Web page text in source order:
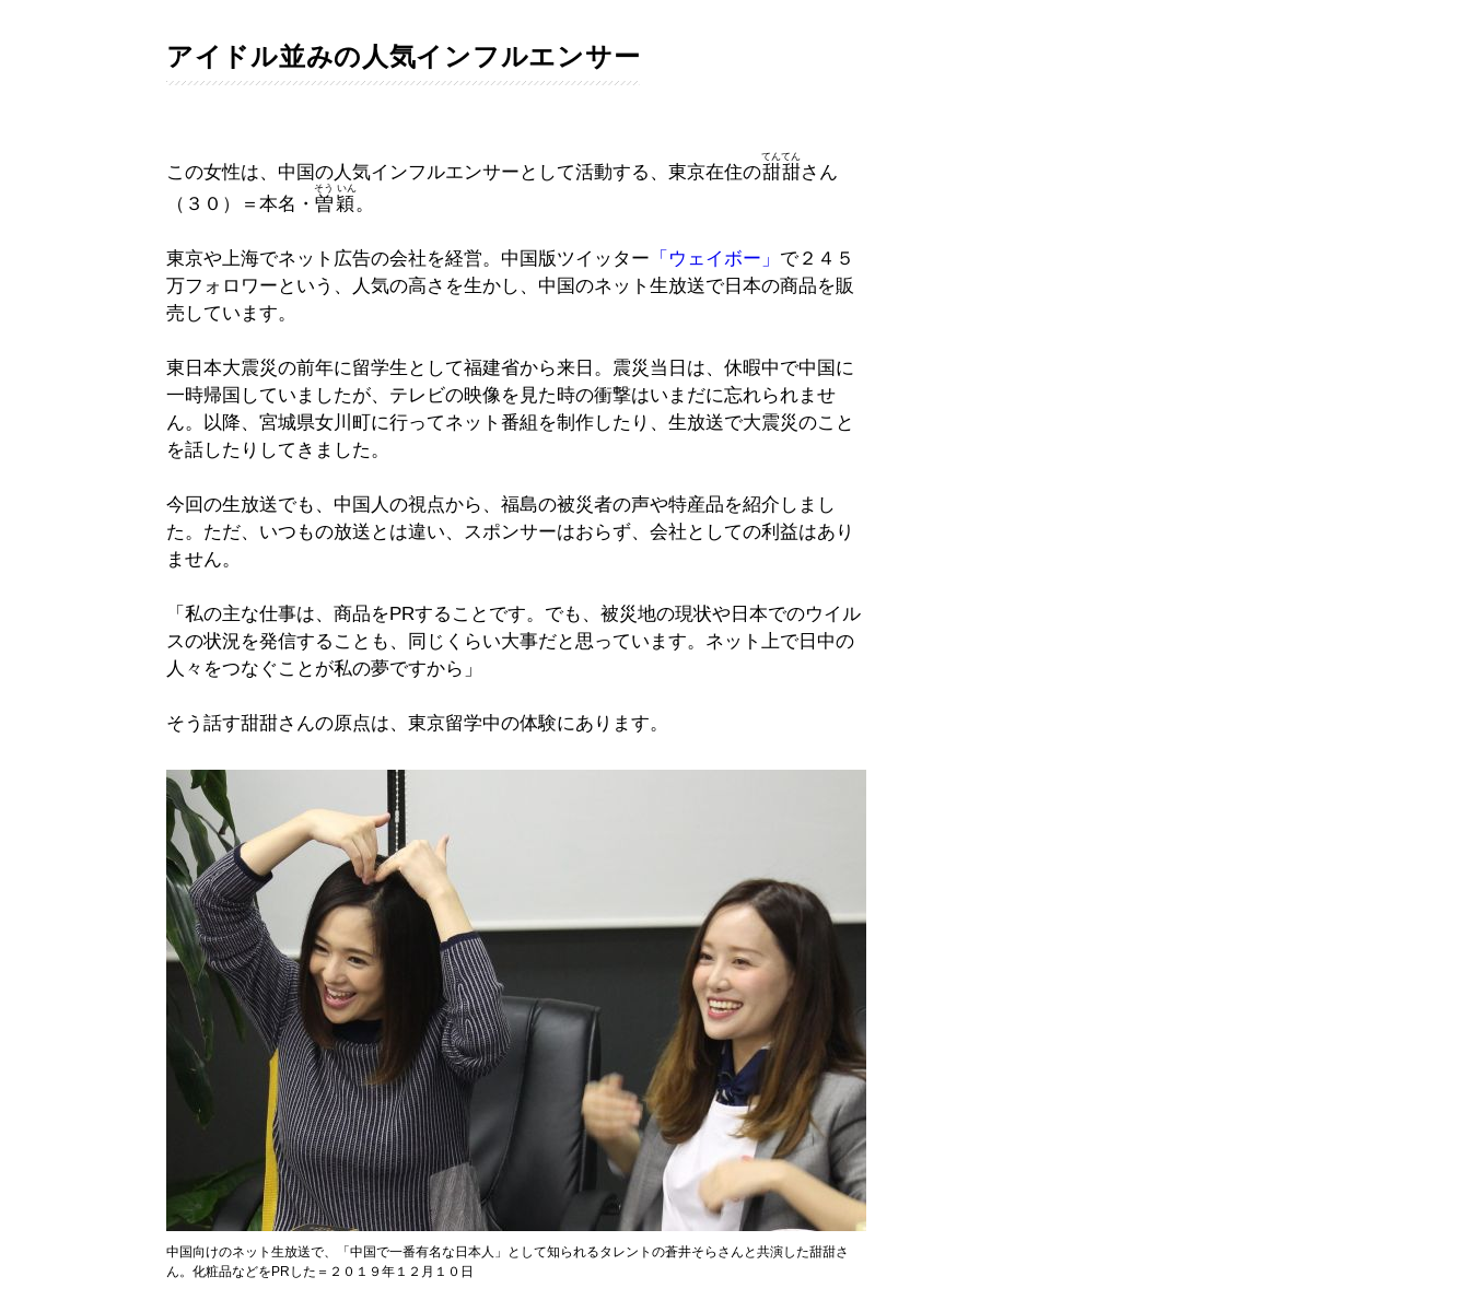
アイドル並みの人気インフルエンサー
この女性は、中国の人気インフルエンサーとして活動する、東京在住の甜甜
てんてん
さん
（３０）＝本名・ 曽穎
そう いん
。
東京や上海でネット広告の会社を経営。中国版ツイッター 「ウェイボー」 で２４５
万フォロワーという、人気の高さを生かし、中国のネット生放送で日本の商品を販
売しています。
東日本大震災の前年に留学生として福建省から来日。震災当日は、休暇中で中国に
一時帰国していましたが、テレビの映像を見た時の衝撃はいまだに忘れられませ
ん。以降、宮城県女川町に行ってネット番組を制作したり、生放送で大震災のこと
を話したりしてきました。
今回の生放送でも、中国人の視点から、福島の被災者の声や特産品を紹介しまし
た。ただ、いつもの放送とは違い、スポンサーはおらず、会社としての利益はあり
ません。
「私の主な仕事は、商品をPRすることです。でも、被災地の現状や日本でのウイル
スの状況を発信することも、同じくらい大事だと思っています。ネット上で日中の
人々をつなぐことが私の夢ですから」
そう話す甜甜さんの原点は、東京留学中の体験にあります。
中国向けのネット生放送で、「中国で一番有名な日本人」として知られるタレントの蒼井そらさんと共演した甜甜さ
ん。化粧品などをPRした＝２０１９年１２月１０日